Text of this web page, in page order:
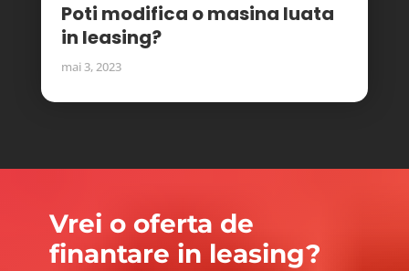
Poti modifica o masina luata
in leasing?
mai 3, 2023
Vrei o oferta de
finantare in leasing?